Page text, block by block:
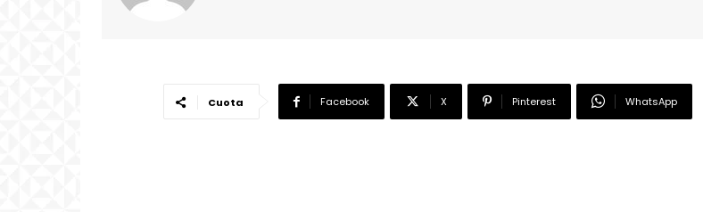
Cuota Facebook X Pinterest WhatsApp